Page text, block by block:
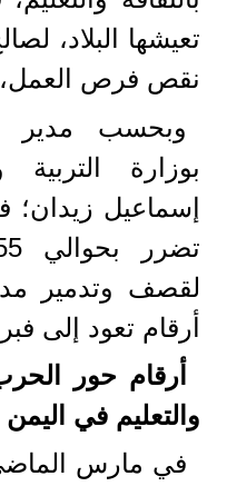
تعيشها البلاد،
نقص فرص العمل،
وبحسب مدير
بوزارة
إسماعيل زيدان؛
لقصف وتدمير
أرقام تعود إلى فبراير
أرقام حور
والتعليم في اليمن
في مارس